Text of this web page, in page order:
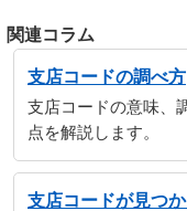
関連コラム
支店コードの調べ方
支店コードの意味、
点を解説します。
支店コードが見つ